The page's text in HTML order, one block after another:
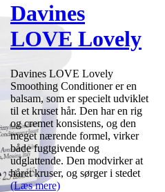
Davines
LOVE Lovely
Smoothing
Conditioner
75 ml
Davines LOVE Lovely
Smoothing Conditioner er en
balsam, som er specielt udviklet
til et kruset hår. Den har en rig
og cremet konsistens, og den
meget nærende formel, virker
både fugtgivende og
udglattende. Den modvirker at
håret kruser, og sørger i stedet
(Læs mere)